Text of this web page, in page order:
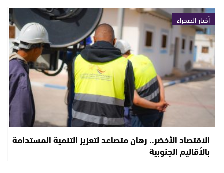
أخبار الصحراء
الاقتصاد الأخضر.. رهان متصاعد لتعزيز التنمية المستدامة
بالأقاليم الجنوبية